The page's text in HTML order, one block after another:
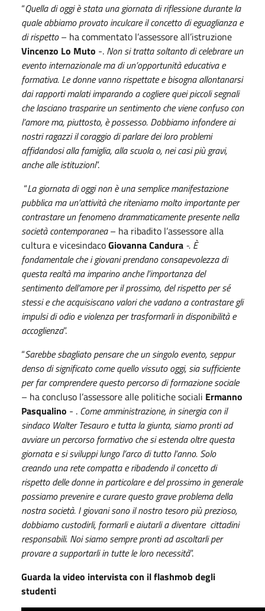
“Quella di oggi è stata una giornata di riflessione durante la
quale abbiamo provato inculcare il concetto di eguaglianza e
di rispetto– ha commentato l’assessore all’istruzione
Vincenzo Lo Muto -. Non si tratta soltanto di celebrare un
evento internazionale ma di un’opportunità educativa e
formativa. Le donne vanno rispettate e bisogna allontanarsi
dai rapporti malati imparando a cogliere quei piccoli segnali
che lasciano trasparire un sentimento che viene confuso con
l’amore ma, piuttosto, è possesso. Dobbiamo infondere ai
nostri ragazzi il coraggio di parlare dei loro problemi
affidandosi alla famiglia, alla scuola o, nei casi più gravi,
anche alle istituzioni”.
“La giornata di oggi non è una semplice manifestazione
pubblica ma un’attività che riteniamo molto importante per
contrastare un fenomeno drammaticamente presente nella
società contemporanea– ha ribadito l’assessore alla
cultura e vicesindacoGiovanna Candura -. È
fondamentale che i giovani prendano consapevolezza di
questa realtà ma imparino anche l’importanza del
sentimento dell’amore per il prossimo, del rispetto per sé
stessi e che acquisiscano valori che vadano a contrastare gli
impulsi di odio e violenza per trasformarli in disponibilità e
accoglienza”.
“Sarebbe sbagliato pensare che un singolo evento, seppur
denso di significato come quello vissuto oggi, sia sufficiente
per far comprendere questo percorso di formazione sociale
– ha concluso l’assessore alle politiche sociali Ermanno
Pasqualino - . Come amministrazione, in sinergia con il
sindaco Walter Tesauro e tutta la giunta, siamo pronti ad
avviare un percorso formativo che si estenda oltre questa
giornata e si sviluppi lungo l’arco di tutto l’anno. Solo
creando una rete compatta e ribadendo il concetto di
rispetto delle donne in particolare e del prossimo in generale
possiamo prevenire e curare questo grave problema della
nostra società. I giovani sono il nostro tesoro più prezioso,
dobbiamo custodirli, formarli e aiutarli a diventare cittadini
responsabili. Noi siamo sempre pronti ad ascoltarli per
provare a supportarli in tutte le loro necessità”.
Guarda la video intervista con il flashmob degli
studenti